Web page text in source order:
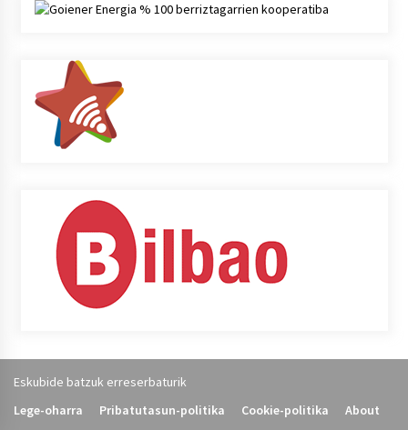
Eskubide batzuk erreserbaturik
Lege-oharra
Pribatutasun-politika Cookie-politika About